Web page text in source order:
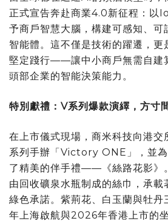
正式宣告奔赴商業4.0新征程：以
予商戶智慧大腦，構建可感知、可
智能體。這不僅是技術的躍遷，更
堅定踐行——讓中小商戶無需自建
頭部企業的智能決策能力。
特別獻禮：V系列爆款演繹，方寸
在上市儀式現場，商米科技向港交
系列手辦「Victory ONE」，並
了精美的伴手禮——《絲路花影》
由回收礦泉水瓶制成的絲巾，承載
綠色承諾。紫荊花、白玉蘭與牡
年上海啟航與2026年香港上市的